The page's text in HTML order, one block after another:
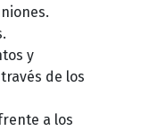
y
de los
a los